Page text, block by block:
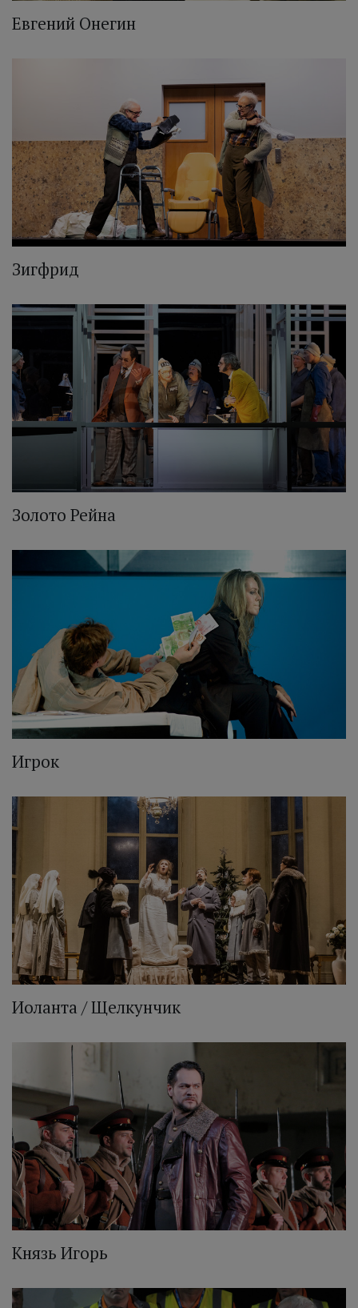
Евгений Онегин
Зигфрид
Золото Рейна
Игрок
Иоланта / Щелкунчик
Князь Игорь